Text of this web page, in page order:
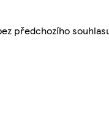
předchozího